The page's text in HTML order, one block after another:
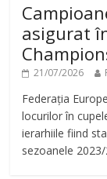
asigurat
21/07/2026
Federația
locurilor în
ierarhiile fiind
sezoanele